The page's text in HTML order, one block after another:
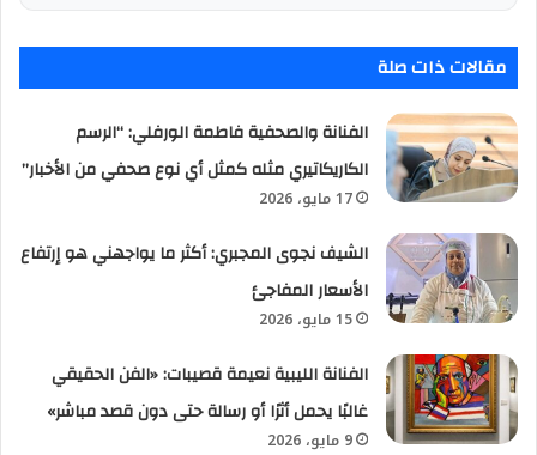
مقالات ذات صلة
الفنانة والصحفية فاطمة الورفلي: “الرسم
الكاريكاتيري مثله كمثل أي نوع صحفي من الأخبار”
17 مايو، 2026
الشيف نجوى المجبري: أكثر ما يواجهني هو إرتفاع
الأسعار المفاجئ
15 مايو، 2026
الفنانة الليبية نعيمة قصيبات: «الفن الحقيقي
غالبًا يحمل أثرًا أو رسالة حتى دون قصد مباشر»
9 مايو، 2026